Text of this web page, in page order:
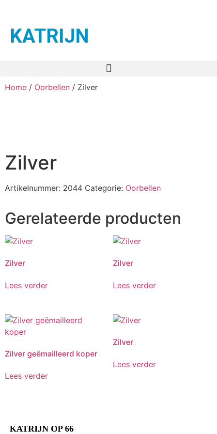
KATRIJN
Home / Oorbellen / Zilver
Zilver
Artikelnummer: 2044 Categorie: Oorbellen
Gerelateerde producten
Zilver
Lees verder
Zilver
Lees verder
Zilver geëmailleerd koper
Lees verder
Zilver
Lees verder
KATRIJN OP 66